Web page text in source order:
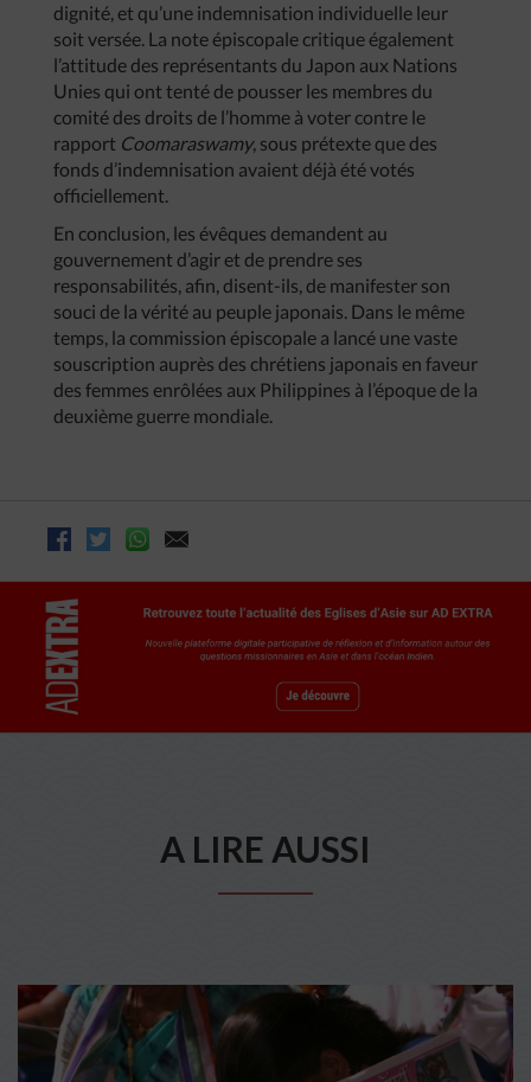
dignité, et qu’une indemnisation individuelle leur
soit versée. La note épiscopale critique également
l’attitude des représentants du Japon aux Nations
Unies qui ont tenté de pousser les membres du
comité des droits de l’homme à voter contre le
rapport Coomaraswamy, sous prétexte que des
fonds d’indemnisation avaient déjà été votés
officiellement.
En conclusion, les évêques demandent au
gouvernement d’agir et de prendre ses
responsabilités, afin, disent-ils, de manifester son
souci de la vérité au peuple japonais. Dans le même
temps, la commission épiscopale a lancé une vaste
souscription auprès des chrétiens japonais en faveur
des femmes enrôlées aux Philippines à l’époque de la
deuxième guerre mondiale.
A LIRE AUSSI